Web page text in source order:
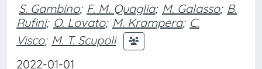
S. Gambino; F. M. Quaglia; M. Galasso; B.
Rufini; O. Lovato; M. Krampera; C.
Visco; M. T. Scupoli
2022-01-01